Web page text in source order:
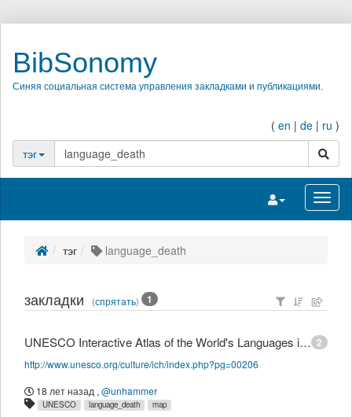
BibSonomy
Синяя социальная система управления закладками и публикациями.
( en | de | ru )
тэг
поиск
Переключить
тэг language_death
закладки (спрятать) 1
2
UNESCO Interactive Atlas of the World's Languages in Danger
http://www.unesco.org/culture/ich/index.php?pg=00206
18 лет назад , @unhammer
UNESCO language_death map